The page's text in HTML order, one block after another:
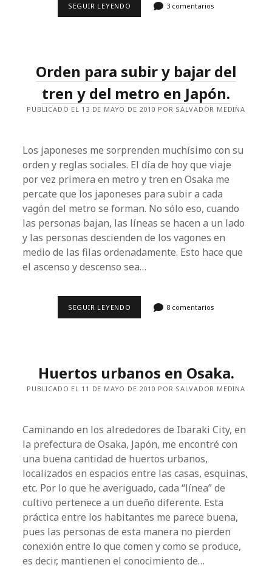
SEGUIR LEYENDO NIÑOS
3 comentarios
Orden para subir y bajar del
tren y del metro en Japón.
PUBLICADO EL 13 DE MAYO DE 2010 POR SALVADOR MEDINA
Los japoneses me sorprenden muchísimo con su
orden y reglas sociales. El día de hoy que viaje
por vez primera en metro y tren en Osaka me
percate que los japoneses para subir a cada
vagón del metro se forman. No sólo eso, cuando
las personas bajan, las líneas se hacen a un lado
y las personas descienden de los vagones en
medio de las filas ordenadamente. Esto hace que
el ascenso y descenso sea…
SEGUIR LEYENDO ORDEN
Y
DEL
METRO
8 comentarios
Huertos urbanos en Osaka.
PUBLICADO EL 11 DE MAYO DE 2010 POR SALVADOR MEDINA
Caminando en los alrededores de Ibaraki City, en
la prefectura de Osaka, Japón, me encontré con
una buena cantidad de huertos urbanos,
localizados en espacios entre las casas, esquinas,
etc. Por lo que he averiguado, cada “línea” de
cultivo pertenece a un dueño diferente. Esta
práctica entre los habitantes me parece buena,
pues las personas de esta manera no pierden
conexión entre lo que comen y como se produce,
es decir, mantienen el conocimiento de…